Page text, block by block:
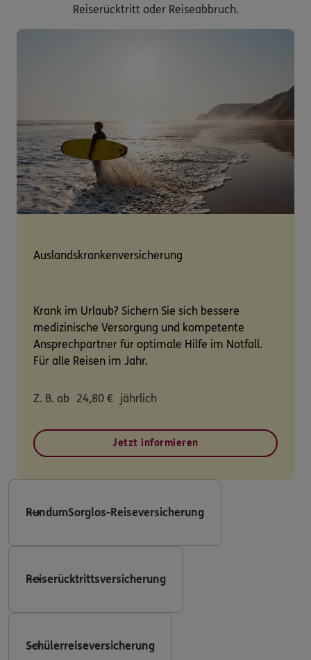
Reiserücktritt oder Reiseabbruch.
Auslandskrankenversicherung
Krank im Urlaub? Sichern Sie sich bessere
medizinische Versorgung und kompetente
Ansprechpartner für optimale Hilfe im Notfall.
Für alle Reisen im Jahr.
Z. B. ab 24,80 € jährlich
Jetzt informieren
RundumSorglos-Reiseversicherung
Reiserücktrittsversicherung
Schülerreiseversicherung